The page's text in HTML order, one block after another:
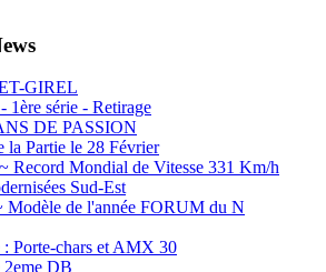
GIREL
série - Retirage
DE PASSION
la Partie le 28 Février
Record Mondial de Vitesse 331 Km/h
Sud-Est
Modèle de l'année FORUM du N
: Porte-chars et AMX 30
2eme DB